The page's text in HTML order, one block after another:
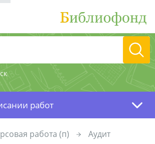
работ
работа (п) Аудит